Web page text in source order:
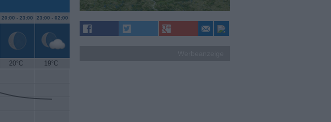
20:00 - 23:00 23:00 - 02:00
20°C 19°C